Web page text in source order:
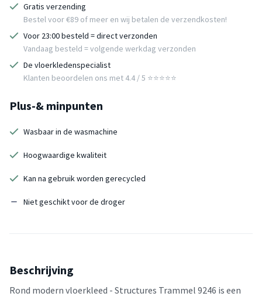
Gratis verzending
Bestel voor €89 of meer en wij betalen de verzendkosten!
Voor 23:00 besteld = direct verzonden
Vandaag besteld = volgende werkdag verzonden
De vloerkledenspecialist
Klanten beoordelen ons met 4.4 / 5 ⭐⭐⭐⭐⭐
Plus-& minpunten
Wasbaar in de wasmachine
Hoogwaardige kwaliteit
Kan na gebruik worden gerecycled
Niet geschikt voor de droger
Beschrijving
Rond modern vloerkleed - Structures Trammel 9246 is een